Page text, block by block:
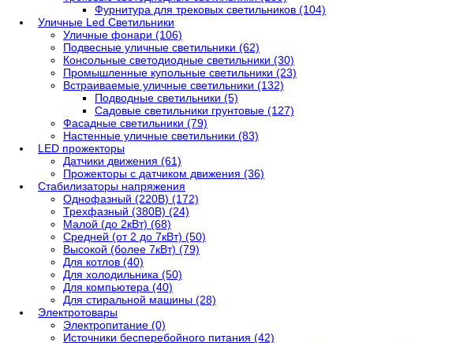
Фурнитура для трековых светильников (104)
Уличные Led Светильники
Уличные фонари (106)
Подвесные уличные светильники (62)
Консольные светодиодные светильники (30)
Промышленные купольные светильники (23)
Встраиваемые уличные светильники (132)
Подводные светильники (5)
Садовые светильники грунтовые (127)
Фасадные светильники (79)
Настенные уличные светильники (83)
LED прожекторы
Датчики движения (61)
Прожекторы с датчиком движения (36)
Стабилизаторы напряжения
Однофазный (220В) (172)
Трехфазный (380В) (24)
Малой (до 2кВт) (68)
Средней (от 2 до 7кВт) (50)
Высокой (более 7кВт) (79)
Для котлов (40)
Для холодильника (50)
Для компьютера (40)
Для стиральной машины (28)
Электротовары
Электропитание (0)
Источники бесперебойного питания (42)